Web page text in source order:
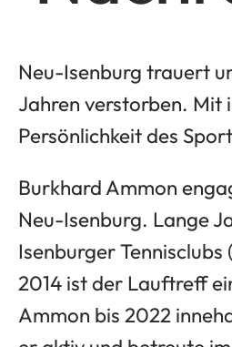
Neu-Isenburg trauert
Jahren verstorben. Mit
Persönlichkeit des
Burkhard Ammon
Neu-Isenburg. Lange
Isenburger
2014 ist der Lauftreff
Ammon bis 2022